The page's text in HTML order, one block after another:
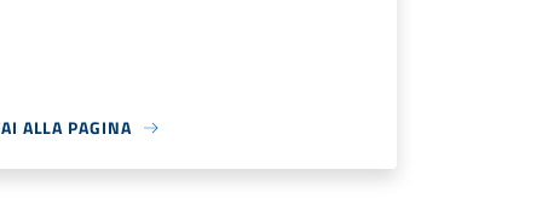
ALLA PAGINA